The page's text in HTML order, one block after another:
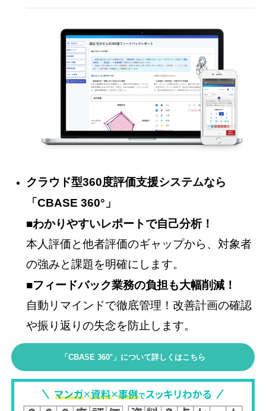
クラウド型360度評価支援システムなら
「CBASE 360°」
■わかりやすいレポートで自己分析！
本人評価と他者評価のギャップから、対象者
の強みと課題を明確にします。
■フィードバック業務の負担も大幅削減！
自動リマインドで徹底管理！改善計画の確認
や振り返りの失念を防止します。
「CBASE 360°」について詳しくはこちら